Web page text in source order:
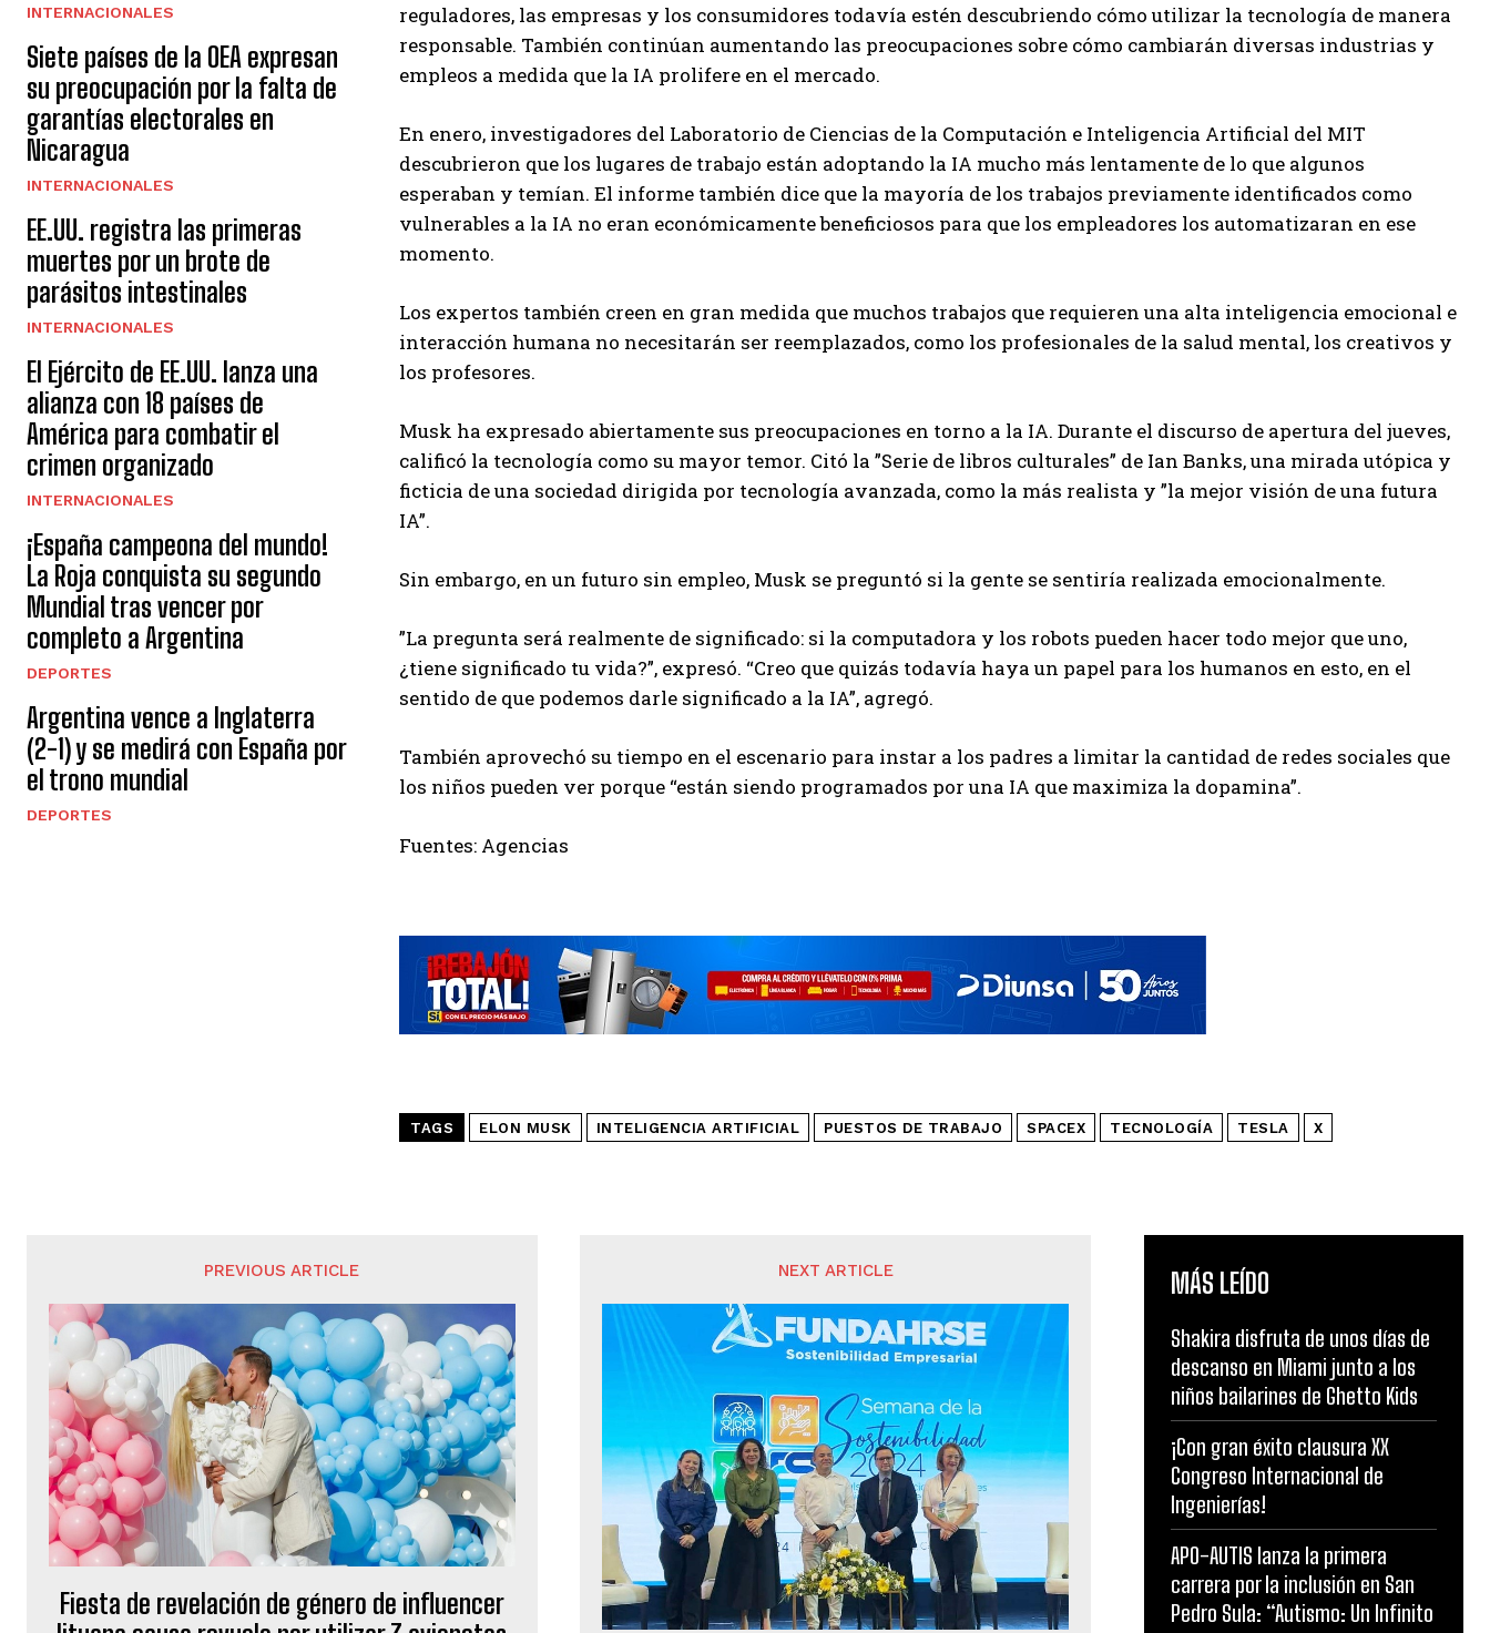
INTERNACIONALES
Siete países de la OEA expresan
su preocupación por la falta de
garantías electorales en
Nicaragua
INTERNACIONALES
EE.UU. registra las primeras
muertes por un brote de
parásitos intestinales
INTERNACIONALES
El Ejército de EE.UU. lanza una
alianza con 18 países de
América para combatir el
crimen organizado
INTERNACIONALES
¡España campeona del mundo!
La Roja conquista su segundo
Mundial tras vencer por
completo a Argentina
DEPORTES
Argentina vence a Inglaterra
(2-1) y se medirá con España por
el trono mundial
DEPORTES
reguladores, las empresas y los consumidores todavía estén descubriendo cómo utilizar la tecnología de manera
responsable. También continúan aumentando las preocupaciones sobre cómo cambiarán diversas industrias y
empleos a medida que la IA prolifere en el mercado.
En enero, investigadores del Laboratorio de Ciencias de la Computación e Inteligencia Artificial del MIT
descubrieron que los lugares de trabajo están adoptando la IA mucho más lentamente de lo que algunos
esperaban y temían. El informe también dice que la mayoría de los trabajos previamente identificados como
vulnerables a la IA no eran económicamente beneficiosos para que los empleadores los automatizaran en ese
momento.
Los expertos también creen en gran medida que muchos trabajos que requieren una alta inteligencia emocional e
interacción humana no necesitarán ser reemplazados, como los profesionales de la salud mental, los creativos y
los profesores.
Musk ha expresado abiertamente sus preocupaciones en torno a la IA. Durante el discurso de apertura del jueves,
calificó la tecnología como su mayor temor. Citó la ”Serie de libros culturales” de Ian Banks, una mirada utópica y
ficticia de una sociedad dirigida por tecnología avanzada, como la más realista y ”la mejor visión de una futura
IA”.
Sin embargo, en un futuro sin empleo, Musk se preguntó si la gente se sentiría realizada emocionalmente.
”La pregunta será realmente de significado: si la computadora y los robots pueden hacer todo mejor que uno,
¿tiene significado tu vida?”, expresó. “Creo que quizás todavía haya un papel para los humanos en esto, en el
sentido de que podemos darle significado a la IA”, agregó.
También aprovechó su tiempo en el escenario para instar a los padres a limitar la cantidad de redes sociales que
los niños pueden ver porque “están siendo programados por una IA que maximiza la dopamina”.
Fuentes: Agencias
TAGS ELON MUSK INTELIGENCIA ARTIFICIAL PUESTOS DE TRABAJO SPACEX TECNOLOGÍA TESLA X
PREVIOUS ARTICLE
Fiesta de revelación de género de influencer
NEXT ARTICLE MÁS LEÍDO
Shakira disfruta de unos días de
descanso en Miami junto a los
niños bailarines de Ghetto Kids
¡Con gran éxito clausura XX
Congreso Internacional de
Ingenierías!
APO-AUTIS lanza la primera
carrera por la inclusión en San
Pedro Sula: “Autismo: Un Infinito